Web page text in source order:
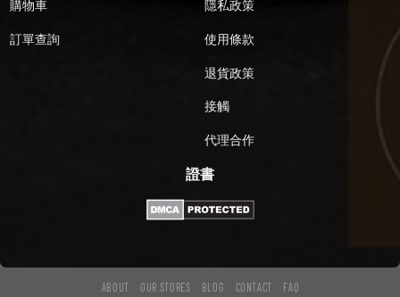
購物車
訂單查詢
隱私政策
使用條款
退貨政策
接觸
代理合作
證書
ABOUT OUR STORES BLOG CONTACT FAQ